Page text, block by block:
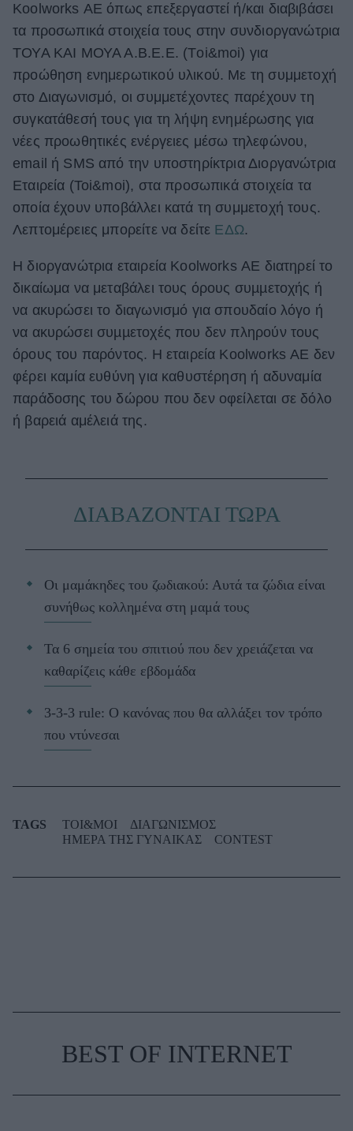
Koolworks ΑΕ όπως επεξεργαστεί ή/και διαβιβάσει
τα προσωπικά στοιχεία τους στην συνδιοργανώτρια
ΤΟΥΑ ΚΑΙ ΜΟΥΑ Α.Β.Ε.Ε. (Τoi&moi) για
προώθηση ενημερωτικού υλικού. Με τη συμμετοχή
στο Διαγωνισμό, οι συμμετέχοντες παρέχουν τη
συγκατάθεσή τους για τη λήψη ενημέρωσης για
νέες προωθητικές ενέργειες μέσω τηλεφώνου,
email ή SMS από την υποστηρίκτρια Διοργανώτρια
Εταιρεία (Toi&moi), στα προσωπικά στοιχεία τα
οποία έχουν υποβάλλει κατά τη συμμετοχή τους.
Λεπτομέρειες μπορείτε να δείτε ΕΔΩ.
Η διοργανώτρια εταιρεία Koolworks ΑΕ διατηρεί το
δικαίωμα να μεταβάλει τους όρους συµµετοχής ή
να ακυρώσει το διαγωνισμό για σπουδαίο λόγο ή
να ακυρώσει συµµετοχές που δεν πληρούν τους
όρους του παρόντος. Η εταιρεία Koolworks ΑΕ δεν
φέρει καμία ευθύνη για καθυστέρηση ή αδυναμία
παράδοσης του δώρου που δεν οφείλεται σε δόλο
ή βαρειά αμέλειά της.
ΔΙΑΒΑΖΟΝΤΑΙ ΤΩΡΑ
Οι μαμάκηδες του ζωδιακού: Αυτά τα ζώδια είναι
συνήθως κολλημένα στη μαμά τους
Τα 6 σημεία του σπιτιού που δεν χρειάζεται να
καθαρίζεις κάθε εβδομάδα
3-3-3 rule: Ο κανόνας που θα αλλάξει τον τρόπο
που ντύνεσαι
TAGS TOI&MOI
ΔΙΑΓΩΝΙΣΜΟΣ
ΗΜΕΡΑ ΤΗΣ ΓΥΝΑΙΚΑΣ
CONTEST
BEST OF INTERNET